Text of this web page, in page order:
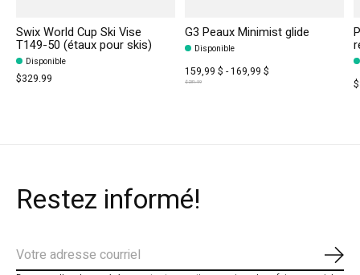
Swix World Cup Ski Vise
T149-50 (étaux pour skis)
Disponible
$329.99
G3 Peaux Minimist glide
Disponible
159,99 $ - 169,99 $
$231.99
Restez informé!